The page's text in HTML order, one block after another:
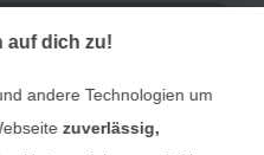
auf dich zu!
andere Technologien um
zuverlässig,